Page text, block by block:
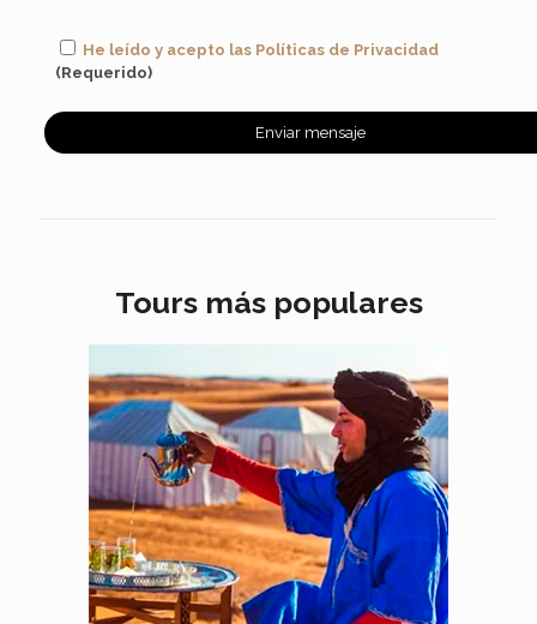
He leído y acepto las Políticas de Privacidad
(Requerido)
Tours más populares